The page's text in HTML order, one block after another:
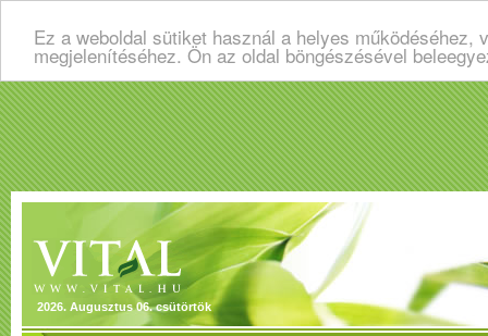
Ez a weboldal sütiket használ a helyes
megjelenítéséhez. Ön az oldal böngészésével
2026. Augusztus 06. csütörtök